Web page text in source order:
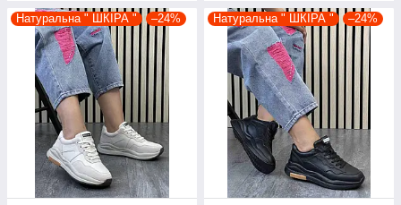
Натуральна " ШКІРА " –24% Натуральна " ШКІРА " –24%